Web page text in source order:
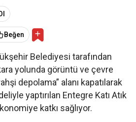
Beğen
Belediyesi tarafından
yolunda görüntü ve çevre
depolama” alanı kapatılarak
yaptırılan Entegre Katı Atık
katkı sağlıyor.